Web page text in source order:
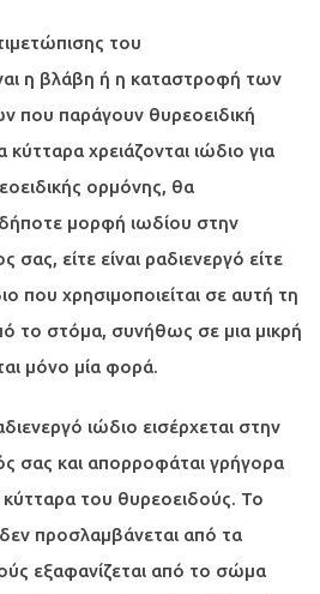
του
η βλάβη ή η καταστροφή των
που παράγουν θυρεοειδική
χρειάζονται ιώδιο για
ορμόνης, θα
μορφή ιωδίου στην
σας, είτε είναι ραδιενεργό είτε
που χρησιμοποιείται σε αυτή τη
το στόμα, συνήθως σε μια μικρή
μόνο μία φορά.
ιώδιο εισέρχεται στην
σας και απορροφάται γρήγορα
του θυρεοειδούς. Το
προσλαμβάνεται από τα
εξαφανίζεται από το σώμα